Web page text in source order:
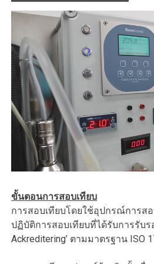
ขั้นตอนการสอบเทียบ
การสอบเทียบโดยใช้อุปกรณ์การส
ปฏิบัติการสอบเทียบที่ได้รับการรับรอ
Ackreditering’ ตามมาตรฐาน ISO